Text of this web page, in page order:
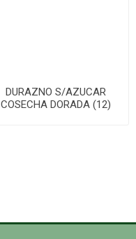
DURAZNO S/AZUCAR
COSECHA DORADA (12)